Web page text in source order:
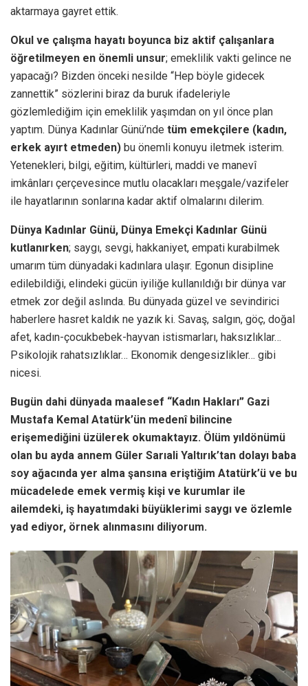
aktarmaya gayret ettik.
Okul ve çalışma hayatı boyunca biz aktif çalışanlara
öğretilmeyen en önemli unsur; emeklilik vakti gelince ne
yapacağı? Bizden önceki nesilde “Hep böyle gidecek
zannettik” sözlerini biraz da buruk ifadeleriyle
gözlemlediğim için emeklilik yaşımdan on yıl önce plan
yaptım. Dünya Kadınlar Günü’nde tüm emekçilere (kadın,
erkek ayırt etmeden) bu önemli konuyu iletmek isterim.
Yetenekleri, bilgi, eğitim, kültürleri, maddi ve manevî
imkânları çerçevesince mutlu olacakları meşgale/vazifeler
ile hayatlarının sonlarına kadar aktif olmalarını dilerim.
Dünya Kadınlar Günü, Dünya Emekçi Kadınlar Günü
kutlanırken; saygı, sevgi, hakkaniyet, empati kurabilmek
umarım tüm dünyadaki kadınlara ulaşır. Egonun disipline
edilebildiği, elindeki gücün iyiliğe kullanıldığı bir dünya var
etmek zor değil aslında. Bu dünyada güzel ve sevindirici
haberlere hasret kaldık ne yazık ki. Savaş, salgın, göç, doğal
afet, kadın-çocukbebek-hayvan istismarları, haksızlıklar…
Psikolojik rahatsızlıklar… Ekonomik dengesizlikler… gibi
nicesi.
Bugün dahi dünyada maalesef “Kadın Hakları” Gazi
Mustafa Kemal Atatürk’ün medenî bilincine
erişemediğini üzülerek okumaktayız. Ölüm yıldönümü
olan bu ayda annem Güler Sarıali Yaltırık’tan dolayı baba
soy ağacında yer alma şansına eriştiğim Atatürk’ü ve bu
mücadelede emek vermiş kişi ve kurumlar ile
ailemdeki, iş hayatımdaki büyüklerimi saygı ve özlemle
yad ediyor, örnek alınmasını diliyorum.